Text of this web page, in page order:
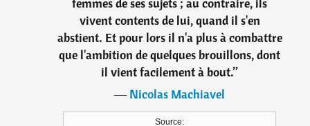
femmes de ses sujets ; au contraire, ils
vivent contents de lui, quand il s'en
abstient. Et pour lors il n'a plus à combattre
que l'ambition de quelques brouillons, dont
il vient facilement à bout.”
―Nicolas Machiavel
Source: